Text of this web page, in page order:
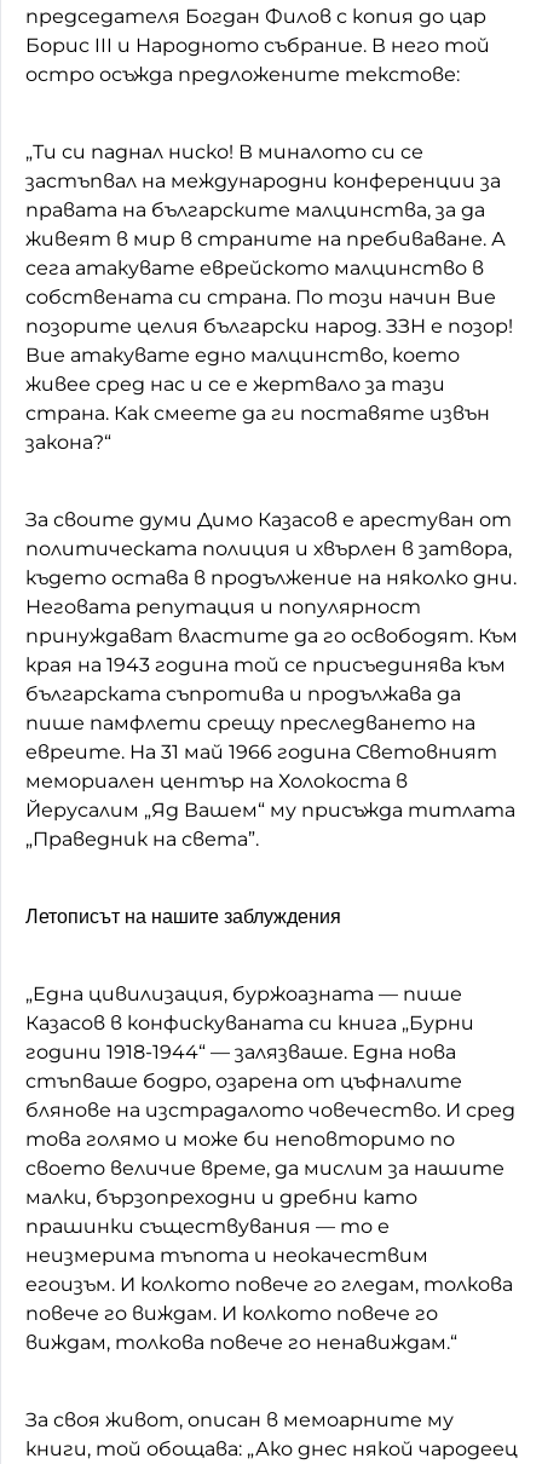
председателя Богдан Филов с копия до цар
Борис III и Народното събрание. В него той
остро осъжда предложените текстове:
„Ти си паднал ниско! В миналото си се
застъпвал на международни конференции за
правата на българските малцинства, за да
живеят в мир в страните на пребиваване. А
сега атакувате еврейското малцинство в
собствената си страна. По този начин Вие
позорите целия български народ. ЗЗН е позор!
Вие атакувате едно малцинство, което
живее сред нас и се е жертвало за тази
страна. Как смеете да ги поставяте извън
закона?“
За своите думи Димо Казасов е арестуван от
политическата полиция и хвърлен в затвора,
където остава в продължение на няколко дни.
Неговата репутация и популярност
принуждават властите да го освободят. Към
края на 1943 година той се присъединява към
българската съпротива и продължава да
пише памфлети срещу преследването на
евреите. На 31 май 1966 година Световният
мемориален център на Холокоста в
Йерусалим „Яд Вашем“ му присъжда титлата
„Праведник на света”.
Летописът на нашите заблуждения
„Една цивилизация, буржоазната — пише
Казасов в конфискуваната си книга „Бурни
години 1918-1944“ — залязваше. Една нова
стъпваше бодро, озарена от цъфналите
блянове на изстрадалото човечество. И сред
това голямо и може би неповторимо по
своето величие време, да мислим за нашите
малки, бързопреходни и дребни като
прашинки съществувания — то е
неизмерима тъпота и неокачествим
егоизъм. И колкото повече го гледам, толкова
повече го виждам. И колкото повече го
виждам, толкова повече го ненавиждам.“
За своя живот, описан в мемоарните му
книги, той обощава: „Ако днес някой чародеец